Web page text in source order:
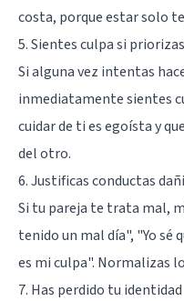
costa, porque estar solo
5. Sientes culpa si
Si alguna vez intentas
inmediatamente sientes
cuidar de ti es egoísta y
del otro.
6. Justificas conductas
Si tu pareja te trata mal,
tenido un mal día", "Yo sé
es mi culpa". Normalizas
7. Has perdido tu identidad